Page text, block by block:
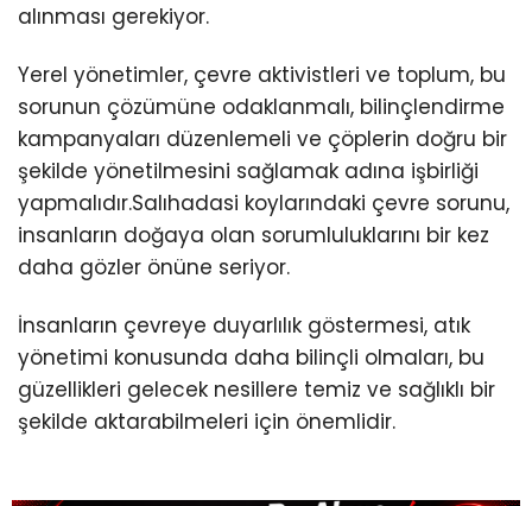
alınması gerekiyor.
Yerel yönetimler, çevre aktivistleri ve toplum, bu
sorunun çözümüne odaklanmalı, bilinçlendirme
kampanyaları düzenlemeli ve çöplerin doğru bir
şekilde yönetilmesini sağlamak adına işbirliği
yapmalıdır.Salıhadasi koylarındaki çevre sorunu,
insanların doğaya olan sorumluluklarını bir kez
daha gözler önüne seriyor.
İnsanların çevreye duyarlılık göstermesi, atık
yönetimi konusunda daha bilinçli olmaları, bu
güzellikleri gelecek nesillere temiz ve sağlıklı bir
şekilde aktarabilmeleri için önemlidir.